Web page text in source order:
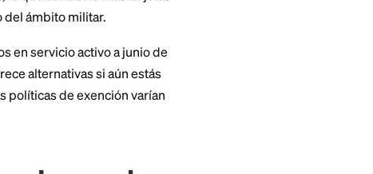
Lending Act y la Servicemembers Civil
dentro del ámbito militar.
los miembros en servicio activo a junio de